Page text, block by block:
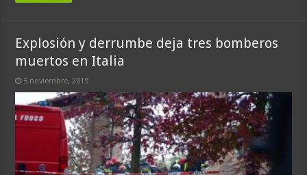
Explosión y derrumbe deja tres bomberos
muertos en Italia
5 noviembre, 2019